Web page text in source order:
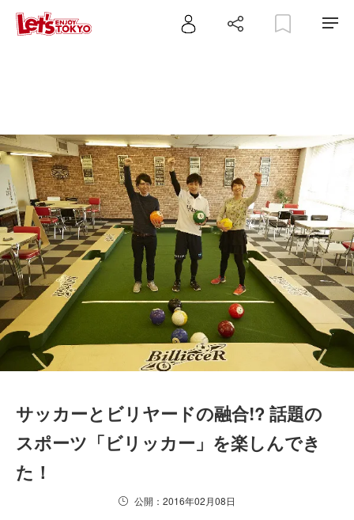
サッカーとビリヤードの融合!? 話題の
スポーツ「ビリッカー」を楽しんでき
た！
公開：2016年02月08日